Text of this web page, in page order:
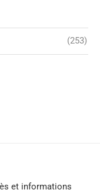
(253)
et informations